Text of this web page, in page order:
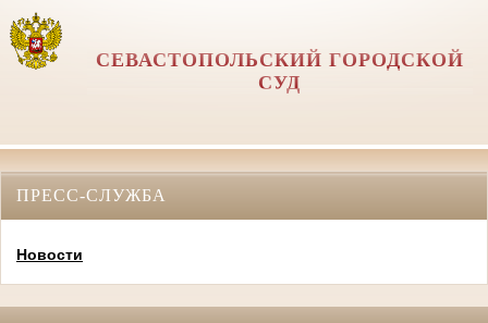
СЕВАСТОПОЛЬСКИЙ ГОРОДСКОЙ
СУД
ПРЕСС-СЛУЖБА
Новости